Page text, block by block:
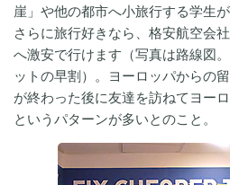
崖」や他の都市へ小旅行する学生
さらに旅行好きなら、格安航空会
へ激安で行けます（写真は路線図
ットの早割）。ヨーロッパからの
が終わった後に友達を訪ねてヨー
というパターンが多いとのこと。